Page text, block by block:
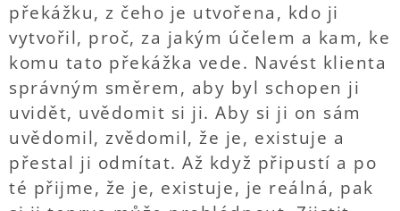
překážku, z čeho je utvořena, kdo ji
vytvořil, proč, za jakým účelem a kam, ke
komu tato překážka vede. Navést klienta
správným směrem, aby byl schopen ji
uvidět, uvědomit si ji. Aby si ji on sám
uvědomil, zvědomil, že je, existuje a
přestal ji odmítat. Až když připustí a po
té přijme, že je, existuje, je reálná, pak